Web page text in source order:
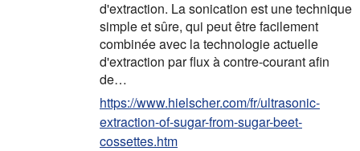
d'extraction. La sonication est une technique
simple et sûre, qui peut être facilement
combinée avec la technologie actuelle
d'extraction par flux à contre-courant afin
de…
https://www.hielscher.com/fr/ultrasonic-
extraction-of-sugar-from-sugar-beet-
cossettes.htm